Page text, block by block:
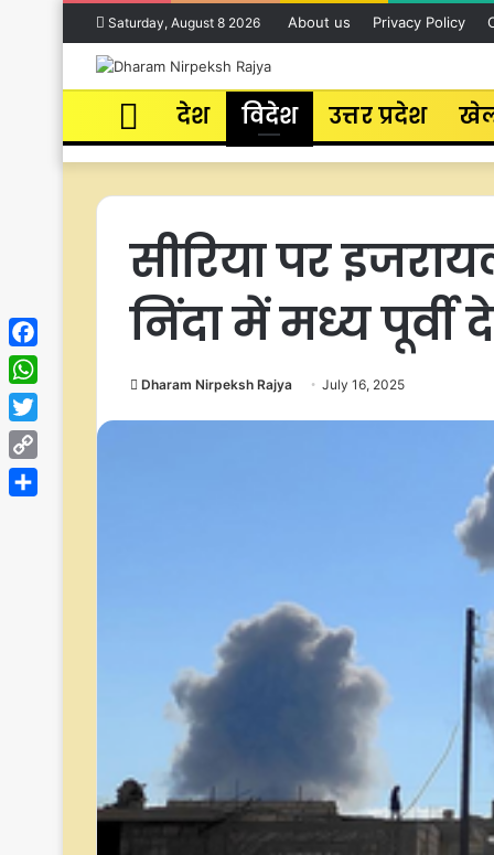
Saturday, August 8 2026 About us Privacy Policy
Home
देश विदेश उत्तर प्रदेश
सीरिया पर
निंदा में मध्य
Dharam Nirpeksh Rajya July 16, 2025
Facebook
WhatsApp
Twitter
Copy
Link